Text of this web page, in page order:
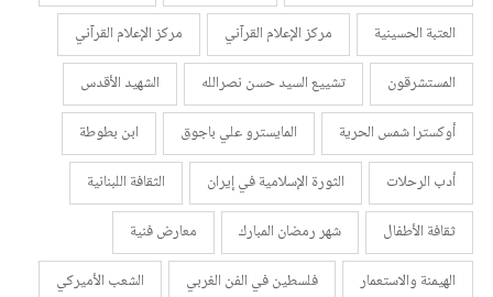
العتبة الحسينية
مركز الإعلام القرآني
مركز الإعلام القرآني
المستشرقون
تشييع السيد حسن نصرالله
الشهيد الأقدس
أوكسترا شمس الحرية
المايسترو علي باجوق
ابن بطوطة
أدب الرحلات
الثورة الإسلامية في إيران
الثقافة اللبنانية
ثقافة الأطفال
شهر رمضان المبارك
معارض فنية
الهيمنة والاستعمار
فلسطين في الفن الغربي
الشعب الأميركي